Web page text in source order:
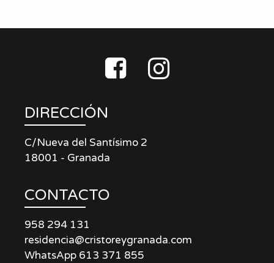
DIRECCIÓN
C/Nueva del Santísimo 2
18001 - Granada
CONTACTO
958 294 131
residencia@cristoreygranada.com
WhatsApp 613 371 855